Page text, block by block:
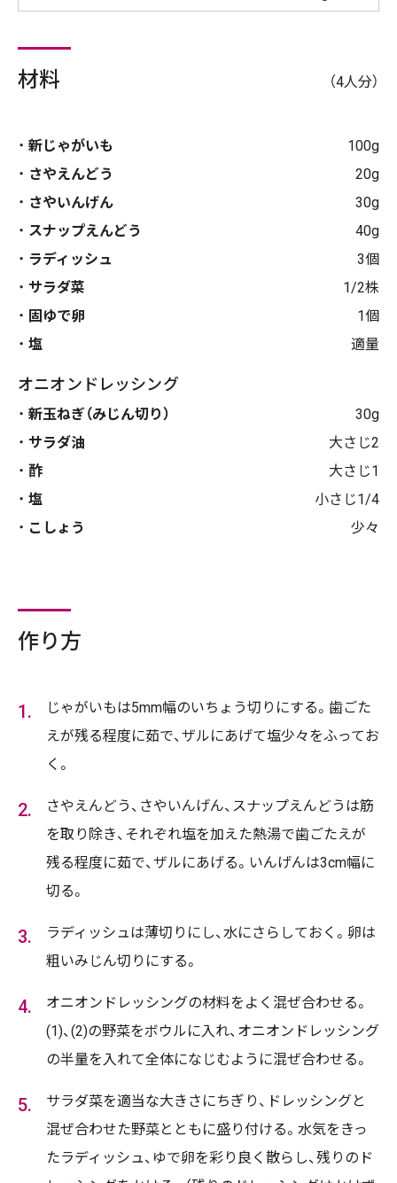
材料 （4人分）
新じゃがいも
100g
さやえんどう
20g
さやいんげん
30g
スナップえんどう
40g
ラディッシュ
3個
サラダ菜
1/2株
固ゆで卵
1個
塩
適量
オニオンドレッシング
新玉ねぎ（みじん切り）
30g
サラダ油
大さじ2
酢
大さじ1
塩
小さじ1/4
こしょう
少々
作り方
じゃがいもは5mm幅のいちょう切りにする。歯ごた
えが残る程度に茹で、ザルにあげて塩少々をふってお
く。
さやえんどう、さやいんげん、スナップえんどうは筋
を取り除き、それぞれ塩を加えた熱湯で歯ごたえが
残る程度に茹で、ザルにあげる。いんげんは3cm幅に
切る。
ラディッシュは薄切りにし、水にさらしておく。卵は
粗いみじん切りにする。
オニオンドレッシングの材料をよく混ぜ合わせる。
(1)、(2)の野菜をボウルに入れ、オニオンドレッシング
の半量を入れて全体になじむように混ぜ合わせる。
サラダ菜を適当な大きさにちぎり、ドレッシングと
混ぜ合わせた野菜とともに盛り付ける。水気をきっ
たラディッシュ、ゆで卵を彩り良く散らし、残りのド